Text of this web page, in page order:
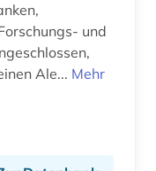
und
Ale... Mehr